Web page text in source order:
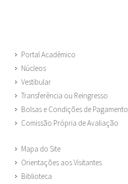
Portal Acadêmico
Núcleos
Vestibular
Transferência ou Reingresso
Bolsas e Condições de Pagamento
Comissão Própria de Avaliação
Mapa do Site
Orientações aos Visitantes
Biblioteca